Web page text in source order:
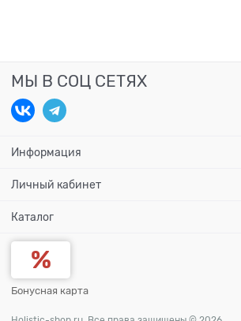
МЫ В СОЦ СЕТЯХ
Информация
Личный кабинет
Каталог
Бонусная карта